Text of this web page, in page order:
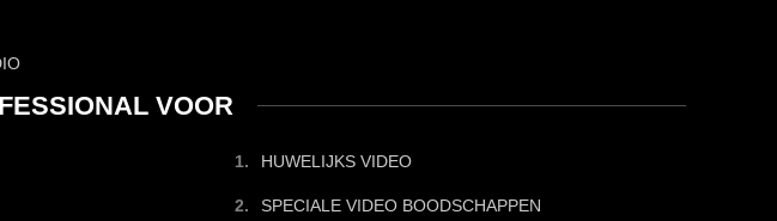
VOOR
HUWELIJKS VIDEO
SPECIALE VIDEO BOODSCHAPPEN